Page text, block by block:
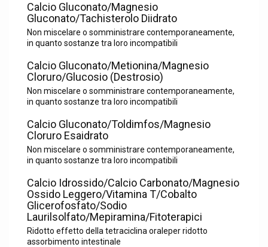
Calcio Gluconato/Magnesio
Gluconato/Tachisterolo Diidrato
Non miscelare o somministrare contemporaneamente,
in quanto sostanze tra loro incompatibili
Calcio Gluconato/Metionina/Magnesio
Cloruro/Glucosio (Destrosio)
Non miscelare o somministrare contemporaneamente,
in quanto sostanze tra loro incompatibili
Calcio Gluconato/Toldimfos/Magnesio
Cloruro Esaidrato
Non miscelare o somministrare contemporaneamente,
in quanto sostanze tra loro incompatibili
Calcio Idrossido/Calcio Carbonato/Magnesio
Ossido Leggero/Vitamina T/Cobalto
Glicerofosfato/Sodio
Laurilsolfato/Mepiramina/Fitoterapici
Ridotto effetto della tetraciclina oraleper ridotto
assorbimento intestinale